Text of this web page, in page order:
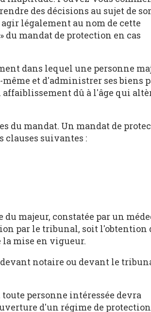
des décisions au sujet de
légalement au nom de cette
du mandat de protection en cas
dans lequel une personne
et d'administrer ses biens
dû à l'âge qui
du mandat. Un mandat de
suivantes :
majeur, constatée par un
par le tribunal, soit l'obtention
mise en vigueur.
notaire ou devant le
personne intéressée devra
d'un régime de